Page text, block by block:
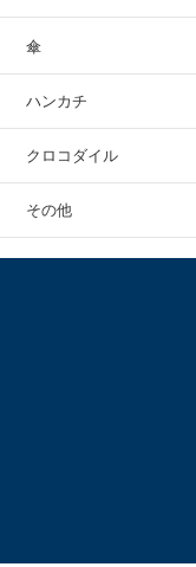
傘
ハンカチ
クロコダイル
その他